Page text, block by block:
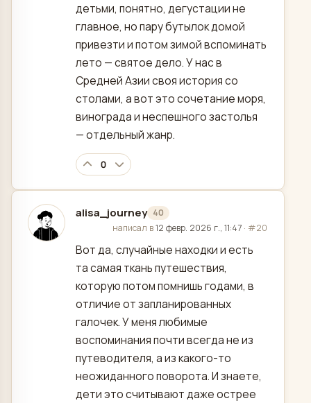
детьми, понятно, дегустации не
главное, но пару бутылок домой
привезти и потом зимой вспоминать
лето — святое дело. У нас в
Средней Азии своя история со
столами, а вот это сочетание моря,
винограда и неспешного застолья
— отдельный жанр.
0
alisa_journey 40
отредактировано
написал в12 февр. 2026 г., 11:47 · #20
Вот да, случайные находки и есть
та самая ткань путешествия,
которую потом помнишь годами, в
отличие от запланированных
галочек. У меня любимые
воспоминания почти всегда не из
путеводителя, а из какого-то
неожиданного поворота. И знаете,
дети это считывают даже острее